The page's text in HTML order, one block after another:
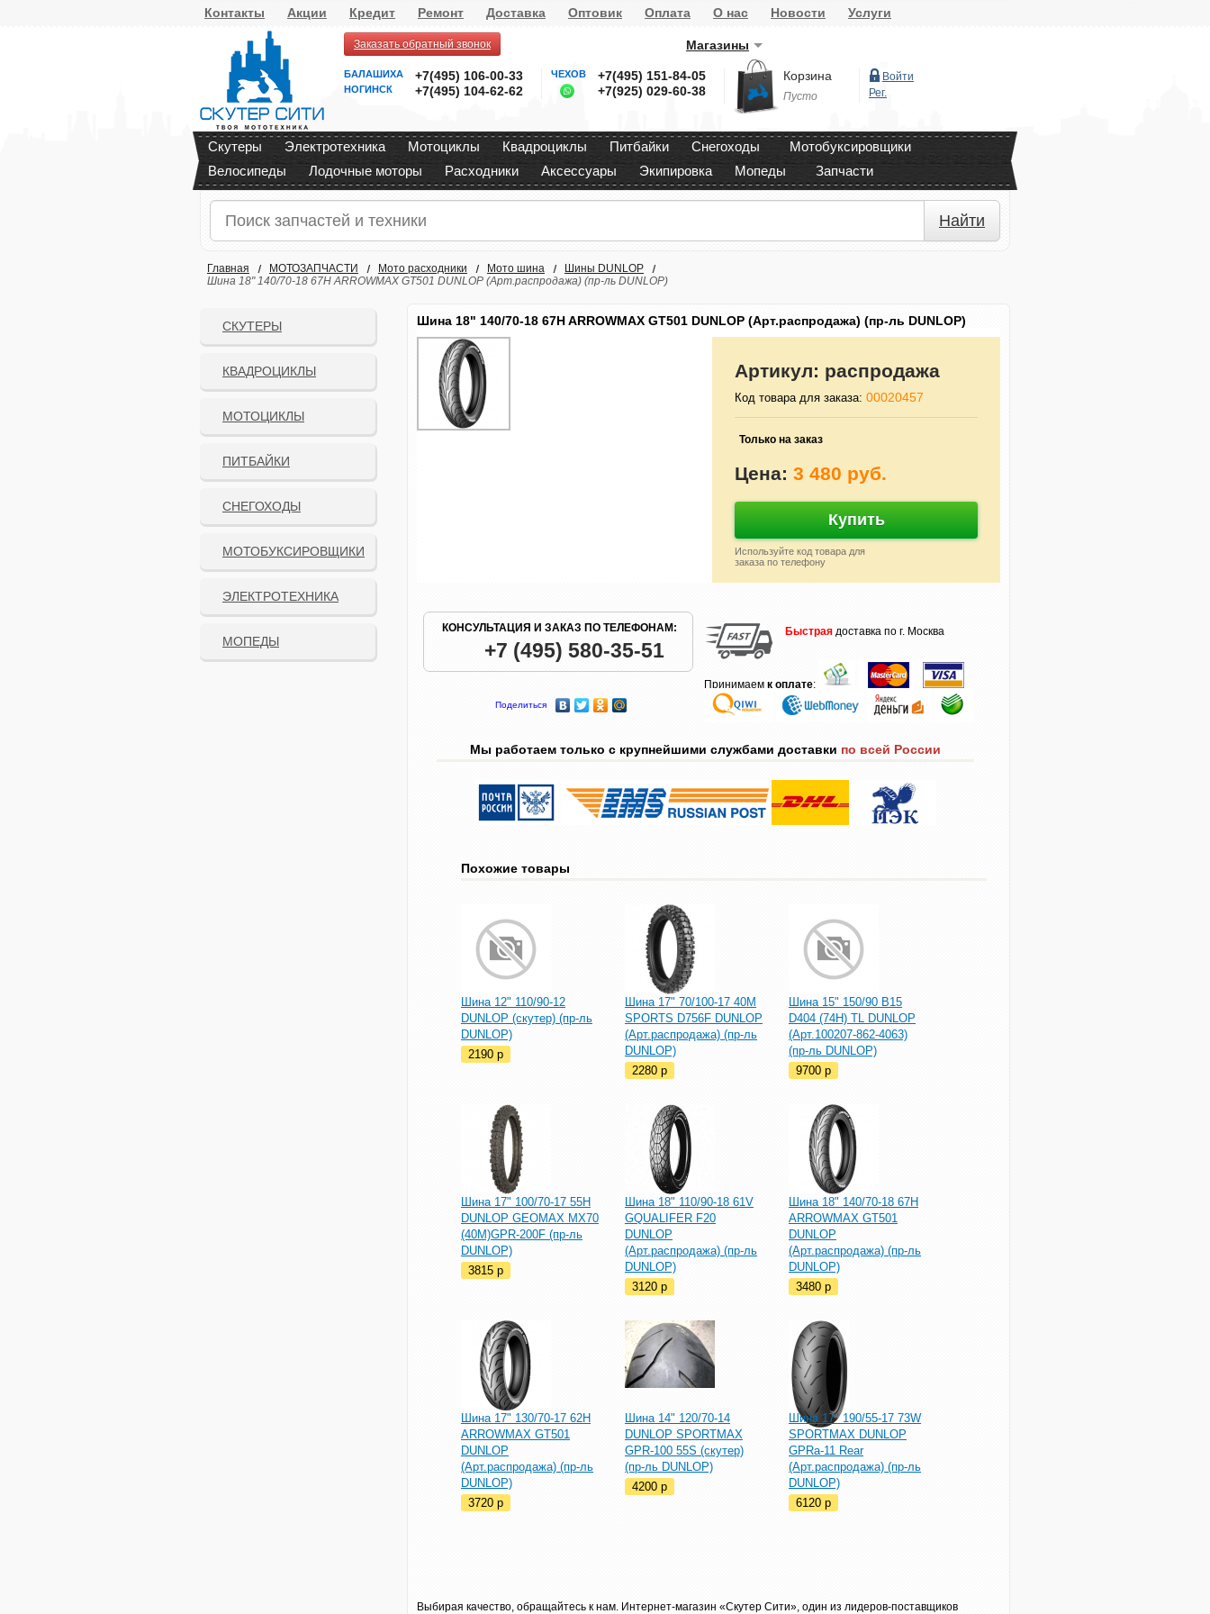
Контакты Акции Кредит Ремонт Доставка Оптовик Оплата О нас Новости Услуги
Заказать обратный звонок Магазины
БАЛАШИХА +7(495) 106-00-33
НОГИНСК +7(495) 104-62-62
ЧЕХОВ
+7(495) 151-84-05
+7(925) 029-60-38
Корзина
Пусто
Войти
Рег.
Скутеры Электротехника Мотоциклы Квадроциклы Питбайки Снегоходы
Мотобуксировщики
Велосипеды
Лодочные моторы Расходники Аксессуары Экипировка Мопеды Запчасти
Найти
Главная МОТОЗАПЧАСТИ Мото расходники Мото шина
Шины DUNLOP
Шина 18" 140/70-18 67H ARROWMAX GT501 DUNLOP (Арт.распродажа) (пр-ль DUNLOP)
СКУТЕРЫ
КВАДРОЦИКЛЫ
МОТОЦИКЛЫ
ПИТБАЙКИ
СНЕГОХОДЫ
МОТОБУКСИРОВЩИКИ
ЭЛЕКТРОТЕХНИКА
МОПЕДЫ
Шина 18" 140/70-18 67H ARROWMAX GT501 DUNLOP (Арт.распродажа) (пр-ль DUNLOP)
Артикул: распродажа
Код товара для заказа: 00020457
Только на заказ
Цена: 3 480 руб.
Купить
Используйте код товара для
заказа по телефону
КОНСУЛЬТАЦИЯ И ЗАКАЗ ПО ТЕЛЕФОНАМ:
+7 (495) 580-35-51
Поделиться
Быстрая доставка по г. Москва
Принимаем к оплате:
Мы работаем только с крупнейшими службами доставки по всей России
Похожие товары
Шина 12" 110/90-12
DUNLOP (скутер) (пр-ль
DUNLOP)
2190 p
Шина 17" 70/100-17 40M
SPORTS D756F DUNLOP
(Арт.распродажа) (пр-ль
DUNLOP)
2280 p
Шина 15" 150/90 B15
D404 (74H) TL DUNLOP
(Арт.100207-862-4063)
(пр-ль DUNLOP)
9700 p
Шина 17" 100/70-17 55H
DUNLOP GEOMAX MX70
(40M)GPR-200F (пр-ль
DUNLOP)
3815 p
Шина 18" 110/90-18 61V
GQUALIFER F20
DUNLOP
(Арт.распродажа) (пр-ль
DUNLOP)
3120 p
Шина 18" 140/70-18 67H
ARROWMAX GT501
DUNLOP
(Арт.распродажа) (пр-ль
DUNLOP)
3480 p
Шина 17" 130/70-17 62H
ARROWMAX GT501
DUNLOP
(Арт.распродажа) (пр-ль
DUNLOP)
3720 p
Шина 14" 120/70-14
DUNLOP SPORTMAX
GPR-100 55S (скутер)
(пр-ль DUNLOP)
4200 p
Шина 17" 190/55-17 73W
SPORTMAX DUNLOP
GPRa-11 Rear
(Арт.распродажа) (пр-ль
DUNLOP)
6120 p
Выбирая качество, обращайтесь к нам. Интернет-магазин «Скутер Сити», один из лидеров-поставщиков